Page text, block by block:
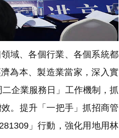
域、各個行業、各個系統都
為本、製造業當家，深入實
企業服務日」工作機制，抓
。提升「一把手」抓招商管
」行動，強化用地用林